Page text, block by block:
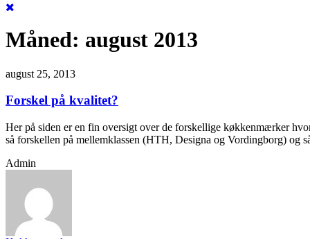
Måned: august 2013
august 25, 2013
Forskel på kvalitet?
Her på siden er en fin oversigt over de forskellige køkkenmærker
så forskellen på mellemklassen (HTH, Designa og Vordingborg) og
Admin